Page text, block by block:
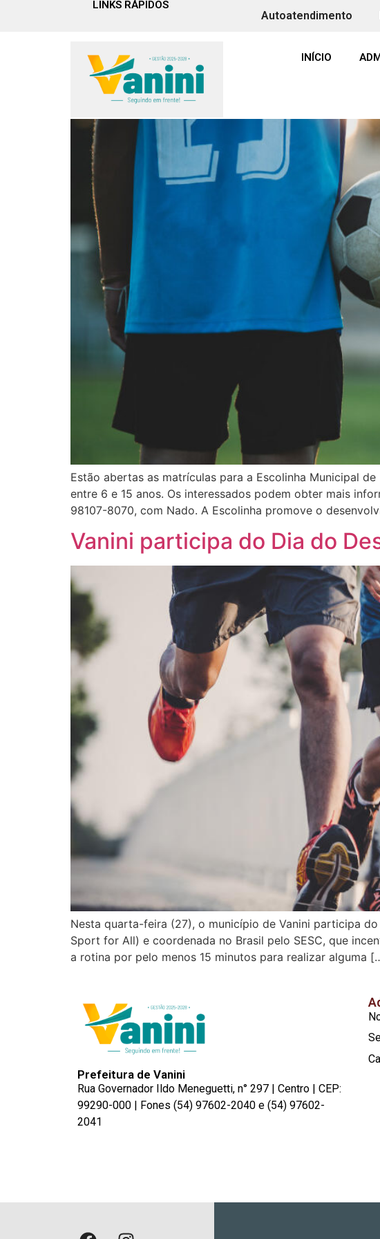
LINKS RÁPIDOS
Autoatendimento
INÍCIO
Tag: esporte
Matrículas abertas para a
Estão abertas as matrículas para a Escolinha Municipal
entre 6 e 15 anos. Os interessados podem obter mais
98107-8070, com Nado. A Escolinha promove o
Vanini participa do Dia do
Nesta quarta-feira (27), o município de Vanini participa
Sport for All) e coordenada no Brasil pelo SESC, que
a rotina por pelo menos 15 minutos para realizar alguma
Prefeitura de Vanini
Rua Governador Ildo Meneguetti, n° 297 | Centro | CEP:
99290-000 | Fones (54) 97602-2040 e (54) 97602-
2041